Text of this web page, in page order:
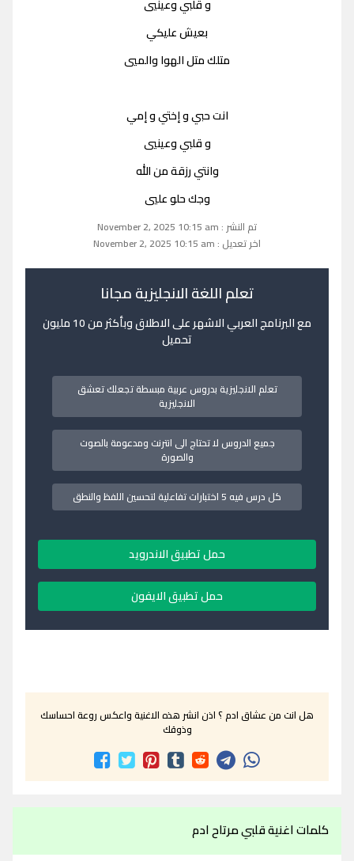
و قلبي وعينيي
بعيش عليكي
متلك متل الهوا والميي
انت حبي و إختي و إمي
و قلبي وعينيي
وانتي رزقة من الله
وجك حلو عليي
تم النشر : November 2, 2025 10:15 am
اخر تعديل : November 2, 2025 10:15 am
تعلم اللغة الانجليزية مجانا
مع البرنامج العربي الاشهر على الاطلاق وبأكثر من 10 مليون
تحميل
تعلم الانجليزية بدروس عربية مبسطة تجعلك تعشق
الانجليزية
جميع الدروس لا تحتاج الى انترنت ومدعومة بالصوت
والصورة
كل درس فيه 5 اختبارات تفاعلية لتحسين اللفظ والنطق
حمل تطبيق الاندرويد
حمل تطبيق الايفون
هل انت من عشاق ادم ؟ اذن انشر هذه الاغنية واعكس روعة احساسك
وذوقك
كلمات اغنية قلبي مرتاح ادم